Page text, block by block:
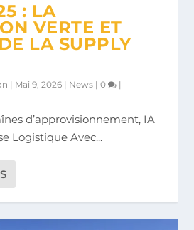
: LA
VERTE ET
LA SUPPLY
| Mai 9, 2026 | News |0 |
d’approvisionnement, IA
Logistique Avec...